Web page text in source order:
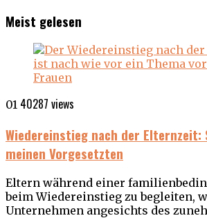
Meist gelesen
01 40287 views
Wiedereinstieg nach der Elternzeit:
meinen Vorgesetzten
Eltern während einer
beim Wiedereinstieg zu begleiten,
Unternehmen angesichts des